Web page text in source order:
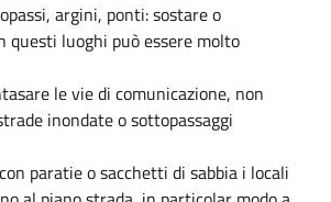
argini, ponti: sostare o
questi luoghi può essere molto
le vie di comunicazione, non
inondate o sottopassaggi
paratie o sacchetti di sabbia i locali